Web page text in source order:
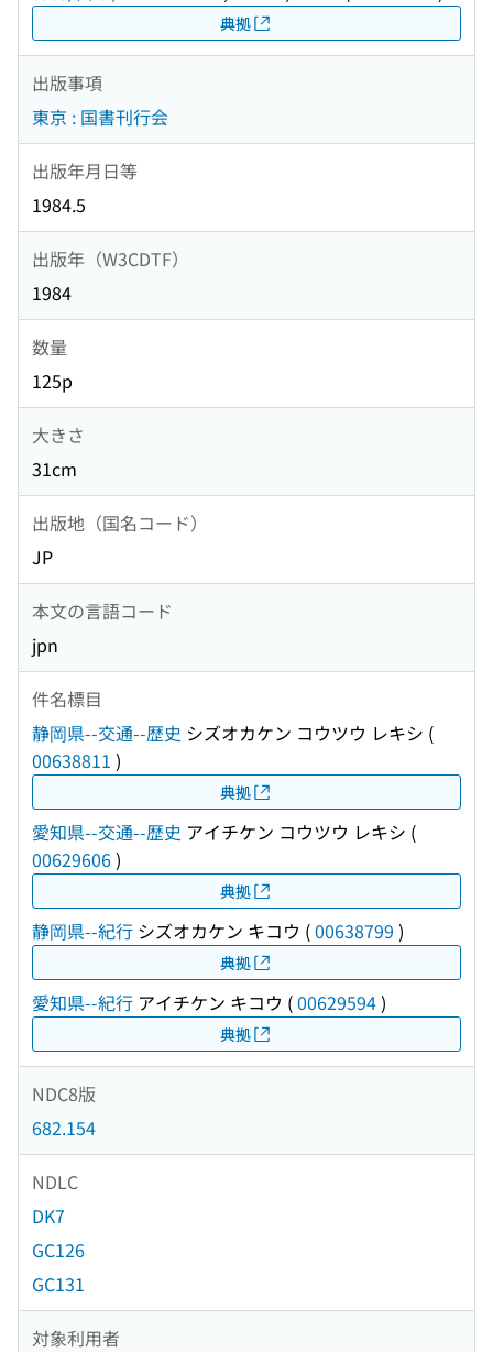
典拠
出版事項
東京 : 国書刊行会
出版年月日等
1984.5
出版年（W3CDTF）
1984
数量
125p
大きさ
31cm
出版地（国名コード）
JP
本文の言語コード
jpn
件名標目
静岡県--交通--歴史 シズオカケン コウツウ レキシ (
00638811 )
典拠
愛知県--交通--歴史 アイチケン コウツウ レキシ (
00629606)
典拠
静岡県--紀行 シズオカケン キコウ (00638799 )
典拠
愛知県--紀行 アイチケン キコウ (00629594)
典拠
NDC8版
682.154
NDLC
DK7
GC126
GC131
対象利用者